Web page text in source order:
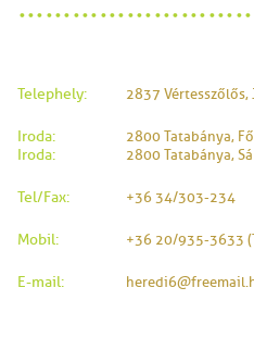
Telephely: 2837
Iroda:
2800 Tatabánya,
Iroda:
2800 Tatabánya,
Tel/Fax: +36 34/303-234
Mobil: +36 20/935-3633
E-mail: